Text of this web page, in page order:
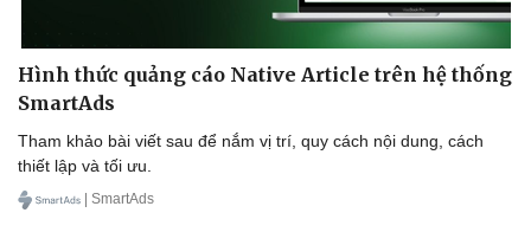
Hình thức quảng cáo Native Article trên hệ thống
SmartAds
Tham khảo bài viết sau để nắm vị trí, quy cách nội dung, cách
thiết lập và tối ưu.
| SmartAds